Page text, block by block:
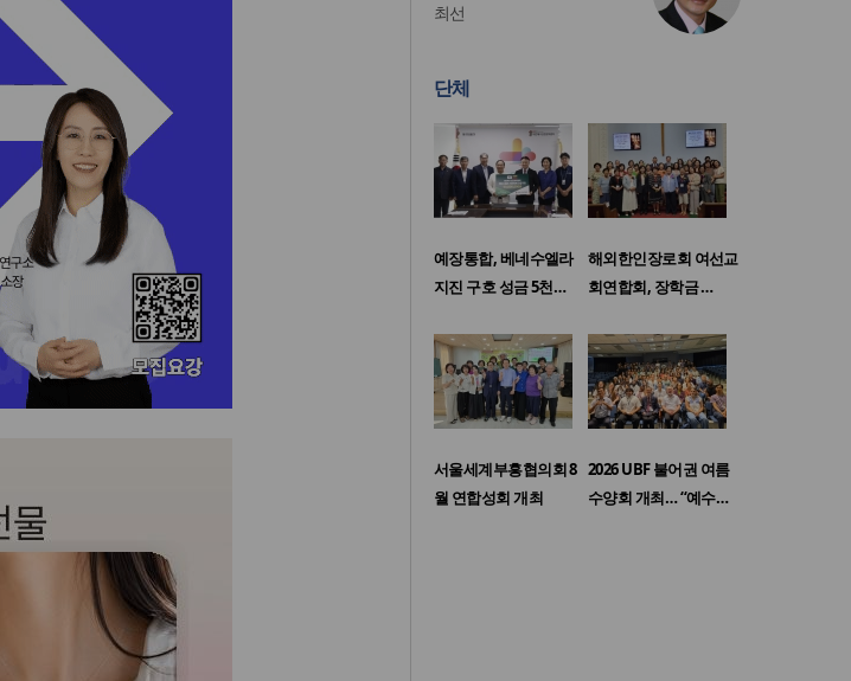
최선
단체
예장통합, 베네수엘라
지진 구호 성금 5천…
해외한인장로회 여선교
회연합회, 장학금 …
서울세계부흥협의회 8
월 연합성회 개최
2026 UBF 불어권 여름
수양회 개최… “예수…